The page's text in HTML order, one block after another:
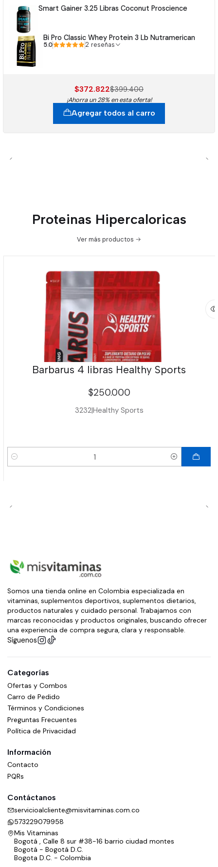
Smart Gainer 3.25 Libras Coconut Proscience
Bi Pro Classic Whey Protein 3 Lb Nutramerican
5.0 2 reseñas
$372.822$399.400
¡Ahorra un 28% en esta oferta!
Agregar todos al carro
Proteinas Hipercaloricas
Ver más productos
Barbarus 4 libras Healthy Sports
$250.000
3232|Healthy Sports
Cantidad
Somos una tienda online en Colombia especializada en
vitaminas, suplementos deportivos, suplementos dietarios,
productos naturales y cuidado personal. Trabajamos con
marcas reconocidas y productos originales, buscando ofrecer
una experiencia de compra segura, clara y responsable.
Síguenos
Categorías
Ofertas y Combos
Carro de Pedido
Términos y Condiciones
Preguntas Frecuentes
Política de Privacidad
Información
Contacto
PQRs
Contáctanos
servicioalcliente@misvitaminas.com.co
573229079958
Mis Vitaminas
Bogotá , Calle 8 sur #38-16 barrio ciudad montes
Bogotá - Bogotá D.C.
Bogota D.C. - Colombia